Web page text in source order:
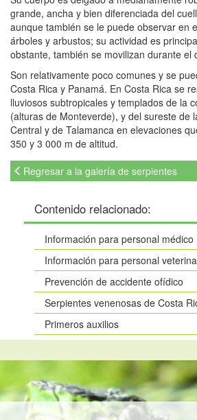
grande, ancha y bien diferenciada del
aunque también se le puede observar en
árboles y arbustos; su actividad es
obstante, también se movilizan durante el
Son relativamente poco comunes y se
Costa Rica y Panamá. En Costa Rica se
lluviosos subtropicales y templados de la
(alturas de Monteverde), y del sureste de
Central y de Talamanca en elevaciones
350 y 3 000 m de altitud.
Regresar a la galería de serpientes
Contenido relacionado:
Información para personal médico
Información para personal
Prevención de accidente ofídico
Serpientes venenosas de Costa
Primeros auxilios